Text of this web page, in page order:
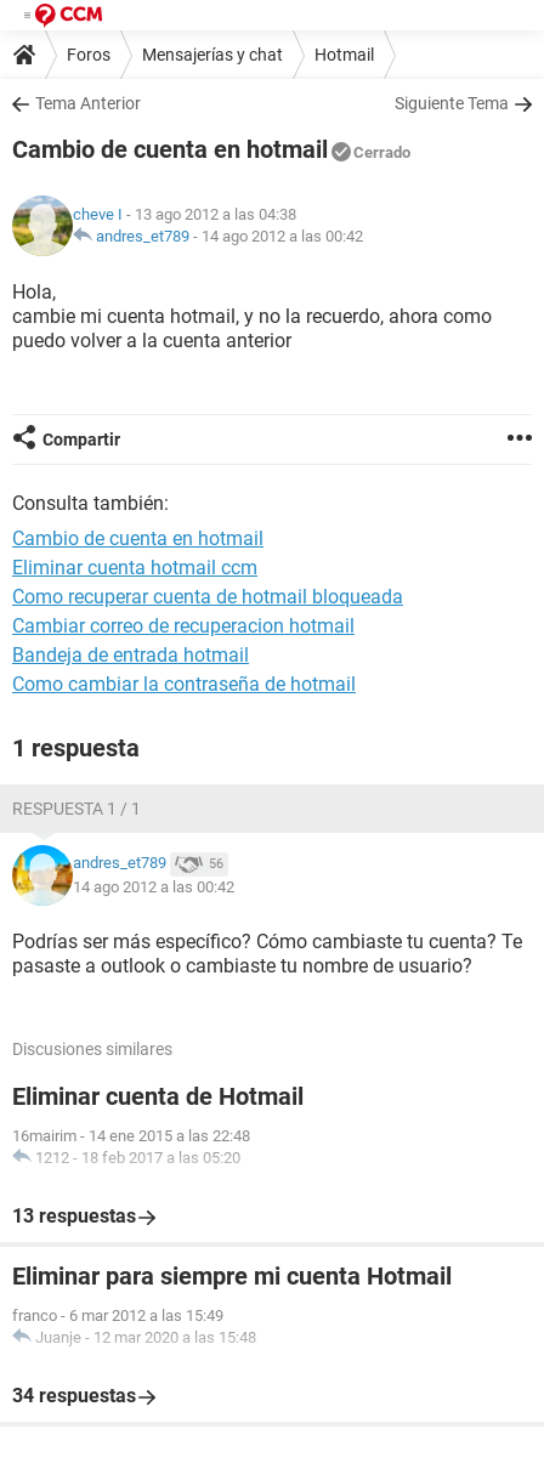
Foros Mensajerías y chat Hotmail
Tema Anterior Siguiente Tema
Cambio de cuenta en hotmail Cerrado
cheve I - 13 ago 2012 a las 04:38
andres_et789 - 14 ago 2012 a las 00:42
Hola,
cambie mi cuenta hotmail, y no la recuerdo, ahora como
puedo volver a la cuenta anterior
Compartir
Consulta también:
Cambio de cuenta en hotmail
Eliminar cuenta hotmail ccm
Como recuperar cuenta de hotmail bloqueada
Cambiar correo de recuperacion hotmail
Bandeja de entrada hotmail
Como cambiar la contraseña de hotmail
1 respuesta
RESPUESTA 1 / 1
andres_et789 56
14 ago 2012 a las 00:42
Podrías ser más específico? Cómo cambiaste tu cuenta? Te
pasaste a outlook o cambiaste tu nombre de usuario?
Discusiones similares
Eliminar cuenta de Hotmail
16mairim - 14 ene 2015 a las 22:48
1212 - 18 feb 2017 a las 05:20
13 respuestas
Eliminar para siempre mi cuenta Hotmail
franco - 6 mar 2012 a las 15:49
Juanje - 12 mar 2020 a las 15:48
34 respuestas